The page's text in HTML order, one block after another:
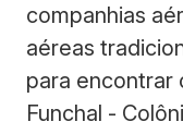
companhias
aéreas
para encontrar
Funchal -